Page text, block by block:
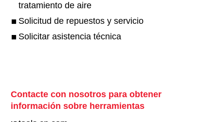
tratamiento de aire
Solicitud de repuestos y servicio
Solicitar asistencia técnica
Contacte con nosotros para obtener
información sobre herramientas